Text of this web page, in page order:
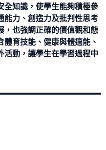
全知識，使學生能夠積極參
能力、創造力及批判性思考
，也強調正確的價值觀和態
育技能、健康與體適能、
活動，讓學生在學習過程中